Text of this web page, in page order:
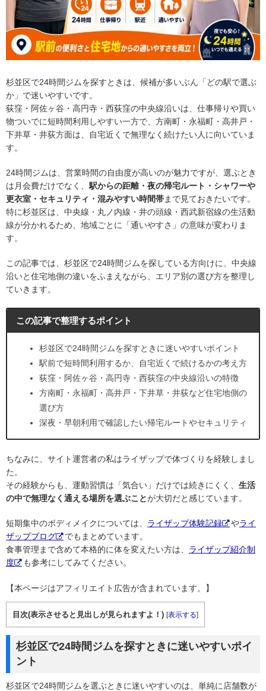
杉並区で24時間ジムを探すときは、候補が多いぶん「どの駅で選ぶ
か」で迷いやすいです。
荻窪・阿佐ヶ谷・高円寺・西荻窪の中央線沿いは、仕事帰りや買い
物ついでに短時間利用しやすい一方で、方南町・永福町・高井戸・
下井草・井荻方面は、自宅近くで無理なく続けたい人に向いていま
す。
24時間ジムは、営業時間の自由度が高いのが魅力ですが、選ぶとき
は月会費だけでなく、 駅からの距離・夜の帰宅ルート・シャワーや
更衣室・セキュリティ・混みやすい時間帯まで見ておきたいです。
特に杉並区は、中央線・丸ノ内線・井の頭線・西武新宿線の生活動
線が分かれるため、地域ごとに「通いやすさ」の意味が変わりま
す。
この記事では、杉並区で24時間ジムを探している方向けに、中央線
沿いと住宅地側の違いをふまえながら、エリア別の選び方を整理し
ていきます。
この記事で整理するポイント
杉並区で24時間ジムを探すときに迷いやすいポイント
駅前で短時間利用するか、自宅近くで続けるかの考え方
荻窪・阿佐ヶ谷・高円寺・西荻窪の中央線沿いの特徴
方南町・永福町・高井戸・下井草・井荻など住宅地側の
選び方
深夜・早朝利用で確認したい帰宅ルートやセキュリティ
ちなみに、サイト運営者の私はライザップで体づくりを経験しまし
た。
その経験からも、運動習慣は「気合い」だけでは続きにくく、 生活
の中で無理なく通える場所を選ぶことが大切だと感じています。
短期集中のボディメイクについては、 ライザップ体験記録 やライ
ザップブログ
でもまとめています。
食事管理まで含めて本格的に体を変えたい方は、 ライザップ紹介制
度
も参考にしてみてください。
【本ページはアフィリエイト広告が含まれています。】
目次(表示させると見出しが見られますよ！) [表示する]
杉並区で24時間ジムを探すときに迷いやすいポイ
ント
杉並区で24時間ジムを選ぶときに迷いやすいのは、単純に店舗数が